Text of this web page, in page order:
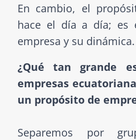
En cambio, el
hace el día a día; es
empresa y su dinámica.
¿Qué tan grande
empresas
un propósito de
Separemos por